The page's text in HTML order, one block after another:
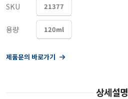
SKU
21377
용량 120ml
제품문의 바로가기
상세설명